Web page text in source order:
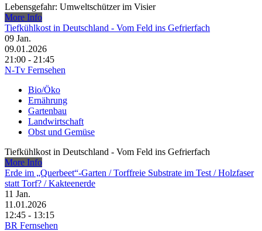
Lebensgefahr: Umweltschützer im Visier
More Info
Tiefkühlkost in Deutschland - Vom Feld ins Gefrierfach
09 Jan.
09.01.2026
21:00 - 21:45
N-Tv Fernsehen
Bio/Öko
Ernährung
Gartenbau
Landwirtschaft
Obst und Gemüse
Tiefkühlkost in Deutschland - Vom Feld ins Gefrierfach
More Info
Erde im „Querbeet“-Garten /​ Torffreie Substrate im Test /​ Holzfaser
statt Torf? /​ Kakteenerde
11 Jan.
11.01.2026
12:45 - 13:15
BR Fernsehen